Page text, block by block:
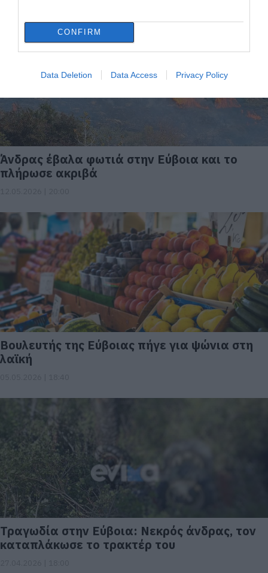
CONFIRM
Data Deletion Data Access Privacy Policy
Άνδρας έβαλα φωτιά στην Εύβοια και το
πλήρωσε ακριβά
Βουλευτής της Εύβοιας πήγε για ψώνια στη
λαϊκή
Τραγωδία στην Εύβοια: Νεκρός άνδρας, τον
καταπλάκωσε το τρακτέρ του